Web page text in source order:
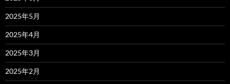
2025年5月
2025年4月
2025年3月
2025年2月